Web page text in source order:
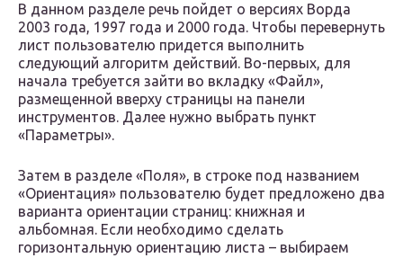
В данном разделе речь пойдет о версиях Ворда
2003 года, 1997 года и 2000 года. Чтобы перевернуть
лист пользователю придется выполнить
следующий алгоритм действий. Во-первых, для
начала требуется зайти во вкладку «Файл»,
размещенной вверху страницы на панели
инструментов. Далее нужно выбрать пункт
«Параметры».
Затем в разделе «Поля», в строке под названием
«Ориентация» пользователю будет предложено два
варианта ориентации страниц: книжная и
альбомная. Если необходимо сделать
горизонтальную ориентацию листа – выбираем